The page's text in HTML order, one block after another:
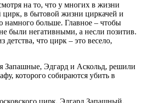
на то, что у многих в жизни
в бытовой жизни циркачей и
намного больше. Главное – чтобы
были негативными, а несли позитив.
что цирк – это весело,
Запашные, Эдгард и Аскольд, решили
которого собираются убить в
цирк, Эдгард Запашный,